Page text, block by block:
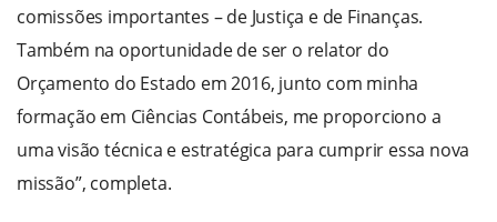
comissões importantes – de Justiça e de Finanças.
Também na oportunidade de ser o relator do
Orçamento do Estado em 2016, junto com minha
formação em Ciências Contábeis, me proporciono a
uma visão técnica e estratégica para cumprir essa nova
missão”, completa.